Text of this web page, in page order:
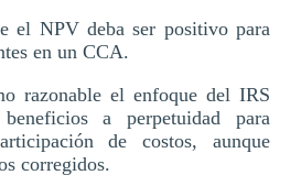
el NPV deba ser positivo para
en un CCA.
razonable el enfoque del IRS
a perpetuidad para
de costos, aunque
corregidos.